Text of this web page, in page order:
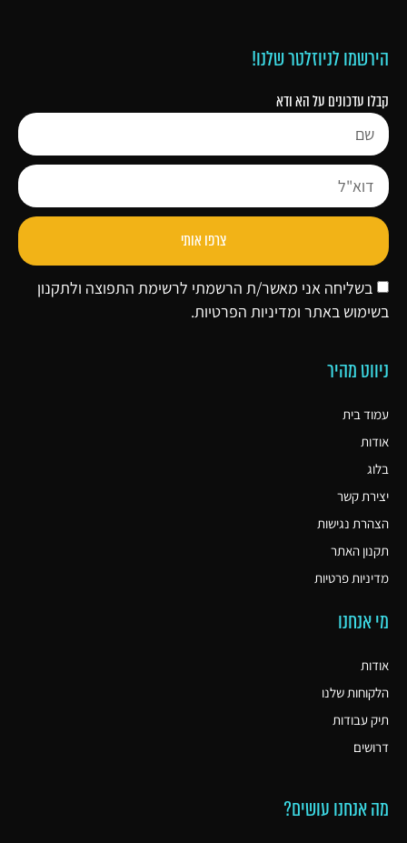
הירשמו לניוזלטר שלנו!
קבלו עדכונים על הא ודא
בשליחה אני מאשר/ת הרשמתי לרשימת התפוצה ולתקנון
בשימוש באתר ומדיניות הפרטיות.
צרפו אותי
ניווט מהיר
עמוד בית
אודות
בלוג
יצירת קשר
הצהרת נגישות
תקנון האתר
מדיניות פרטיות
מי אנחנו
אודות
הלקוחות שלנו
תיק עבודות
דרושים
מה אנחנו עושים?